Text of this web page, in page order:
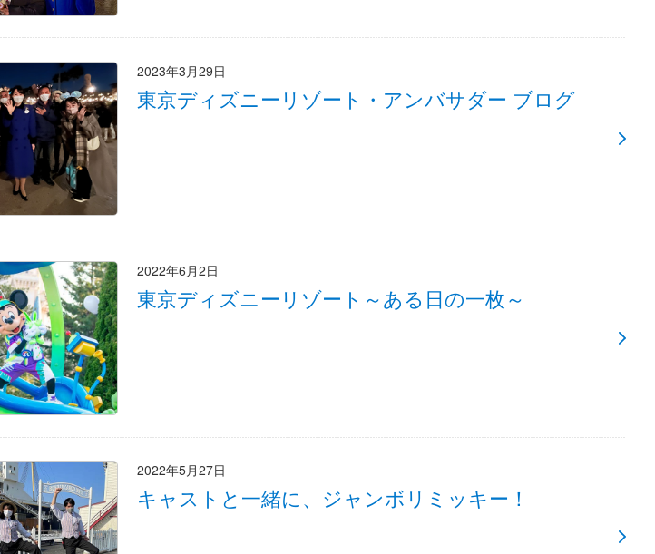
2023年3月29日
東京ディズニーリゾート・アンバサダー ブログ
2022年6月2日
東京ディズニーリゾート～ある日の一枚～
2022年5月27日
キャストと一緒に、ジャンボリミッキー！